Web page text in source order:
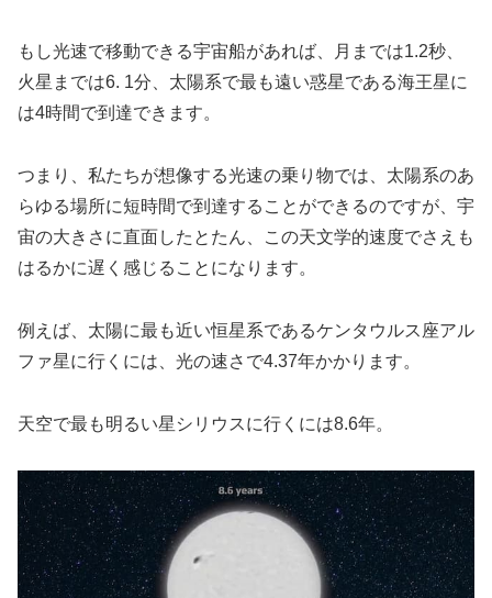
もし光速で移動できる宇宙船があれば、月までは1.2秒、
火星までは6. 1分、太陽系で最も遠い惑星である海王星に
は4時間で到達できます。
つまり、私たちが想像する光速の乗り物では、太陽系のあ
らゆる場所に短時間で到達することができるのですが、宇
宙の大きさに直面したとたん、この天文学的速度でさえも
はるかに遅く感じることになります。
例えば、太陽に最も近い恒星系であるケンタウルス座アル
ファ星に行くには、光の速さで4.37年かかります。
天空で最も明るい星シリウスに行くには8.6年。